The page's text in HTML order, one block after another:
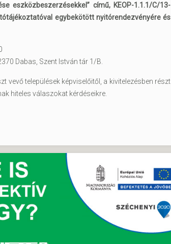
eszközbeszerzésekkel” című, KEOP-1.1.1/C/13-
egybekötött nyitórendezvényére és
Dabas, Szent István tár 1/B.
vevő települések képviselőitől, a kivitelezésben részt
hiteles válaszokat kérdéseikre.